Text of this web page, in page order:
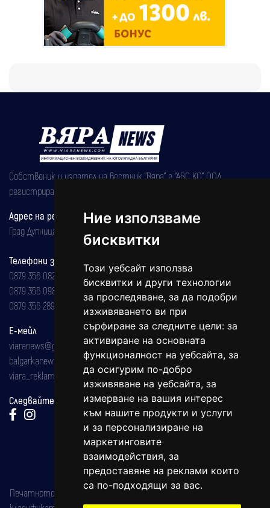
Ние използваме
бисквитки
Този уебсайт използва
бисквитки и други технологии
за проследяване, за да подобри
изживяването ви при
сърфиране за следните цели: за
активиране на основната
функционалност на уебсайта, за
да осигурим по-добро
изживяване на уебсайта, за
измерване на вашия интерес
към нашите продукти и услуги
и за персонализиране на
маркетинговите
взаимодействия, за
предоставяне на реклами които
са по-подходящи за вас.
Собственик и издател на вестник "Вяра" е "АВС КО" ООД,
регистрирана на 08.05.2002 година.
Адрес на редакцията
Град Дупница, ул.''Христо Ботев" 43
Телефони за реклама и абонаменти
0879 356 082
0879 356 098
0879 356 289
Е-мейл
viaranews@gmail.com
balgarkanews@gmail.com
viara_reklama@mail.bg
Следвайте ни:
Печатното издание на вестника е регистрирано в националния